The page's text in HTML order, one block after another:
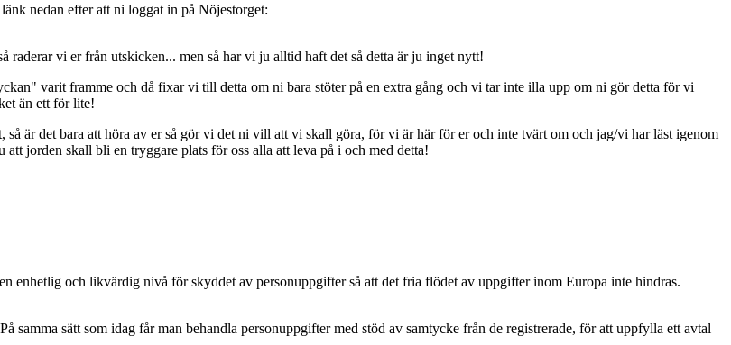
nedan efter att ni loggat in på Nöjestorget:
vi er från utskicken... men så har vi ju alltid haft det så detta är ju inget nytt!
varit framme och då fixar vi till detta om ni bara stöter på en extra gång och vi tar inte illa upp om ni gör detta för vi
än ett för lite!
är det bara att höra av er så gör vi det ni vill att vi skall göra, för vi är här för er och inte tvärt om och jag/vi har läst igenom
jorden skall bli en tryggare plats för oss alla att leva på i och med detta!
enhetlig och likvärdig nivå för skyddet av personuppgifter så att det fria flödet av uppgifter inom Europa inte hindras.
sätt som idag får man behandla personuppgifter med stöd av samtycke från de registrerade, för att uppfylla ett avtal